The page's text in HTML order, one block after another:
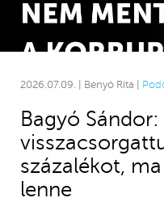
2026.07.09. | Benyó Rita |
Bagyó Sándor:
százalékot,
lenne